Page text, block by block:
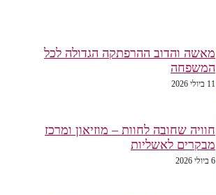
מאשה והדוב ההרפתקה הגדולה לכל
המשפחה
11 ביולי 2026
חוויה שחובה לחוות – מוזיאון ומרכז
מבקרים לאשליות
6 ביולי 2026